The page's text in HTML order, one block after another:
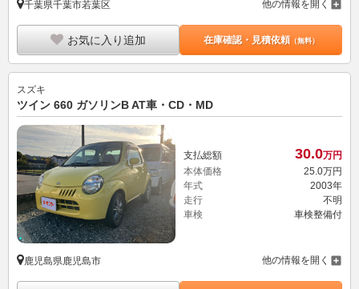
千葉県千葉市若葉区 他の情報を開く
お気に入り追加 在庫確認・見積依頼（無料）
スズキ
ツイン 660 ガソリンB AT車・CD・MD
支払総額 30.0万円
本体価格
25.0万円
年式
2003年
走行
不明
車検
車検整備付
鹿児島県鹿児島市 他の情報を開く